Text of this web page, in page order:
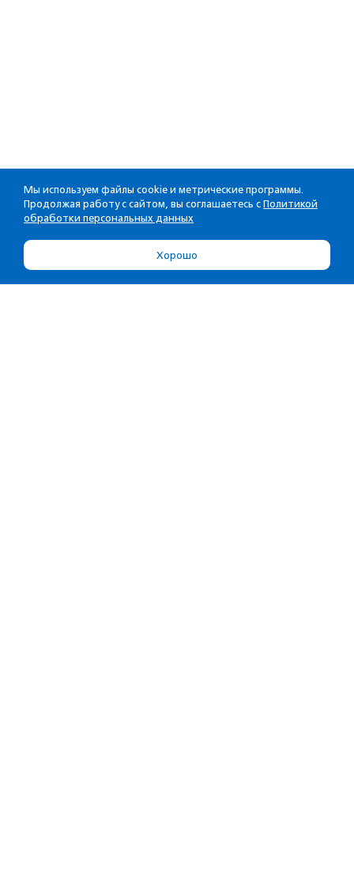
Мы используем файлы cookie и метрические программы.
Продолжая работу с сайтом, вы соглашаетесь с Политикой
обработки персональных данных
Хорошо